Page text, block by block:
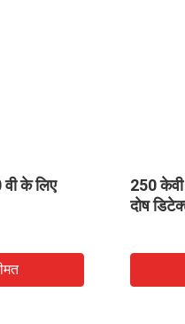
के लिए
250 केवी
दोष